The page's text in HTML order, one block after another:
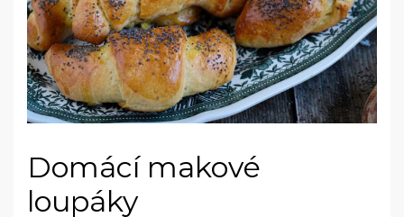
Domácí makové
loupáky